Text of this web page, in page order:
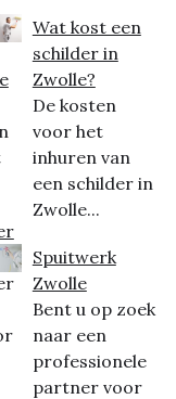
Wat kost een
schilder in
Zwolle?
De kosten
voor het
inhuren van
een schilder in
Zwolle...
Spuitwerk
Zwolle
Bent u op zoek
naar een
professionele
partner voor